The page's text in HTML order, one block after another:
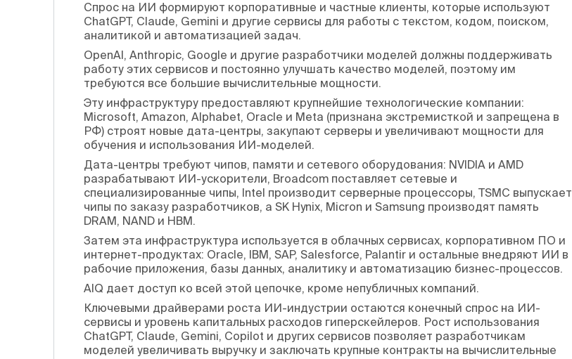
Спрос на ИИ формируют корпоративные и частные клиенты, которые используют
ChatGPT, Claude, Gemini и другие сервисы для работы с текстом, кодом, поиском,
аналитикой и автоматизацией задач.
OpenAI, Anthropic, Google и другие разработчики моделей должны поддерживать
работу этих сервисов и постоянно улучшать качество моделей, поэтому им
требуются все большие вычислительные мощности.
Эту инфраструктуру предоставляют крупнейшие технологические компании:
Microsoft, Amazon, Alphabet, Oracle и Meta (признана экстремисткой и запрещена в
РФ) строят новые дата-центры, закупают серверы и увеличивают мощности для
обучения и использования ИИ-моделей.
Дата-центры требуют чипов, памяти и сетевого оборудования: NVIDIA и AMD
разрабатывают ИИ-ускорители, Broadcom поставляет сетевые и
специализированные чипы, Intel производит серверные процессоры, TSMC выпускает
чипы по заказу разработчиков, а SK Hynix, Micron и Samsung производят память
DRAM, NAND и HBM.
Затем эта инфраструктура используется в облачных сервисах, корпоративном ПО и
интернет-продуктах: Oracle, IBM, SAP, Salesforce, Palantir и остальные внедряют ИИ в
рабочие приложения, базы данных, аналитику и автоматизацию бизнес-процессов.
AIQ дает доступ ко всей этой цепочке, кроме непубличных компаний.
Ключевыми драйверами роста ИИ-индустрии остаются конечный спрос на ИИ-
сервисы и уровень капитальных расходов гиперскейлеров. Рост использования
ChatGPT, Claude, Gemini, Copilot и других сервисов позволяет разработчикам
моделей увеличивать выручку и заключать крупные контракты на вычислительные